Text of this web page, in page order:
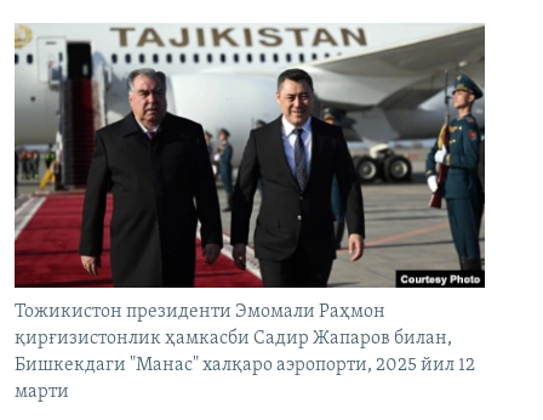
Тожикистон президенти Эмомали Раҳмон
қирғизистонлик ҳамкасби Садир Жапаров билан,
Бишкекдаги "Манас" халқаро аэропорти, 2025 йил 12
марти